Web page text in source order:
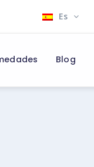
Es
Blog